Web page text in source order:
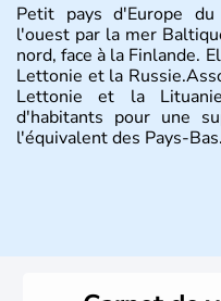
Petit pays d'Europe
l'ouest par la mer
nord, face à la Finlande.
Lettonie et la
Lettonie et la
d'habitants pour une
l'équivalent des Pays-Bas.